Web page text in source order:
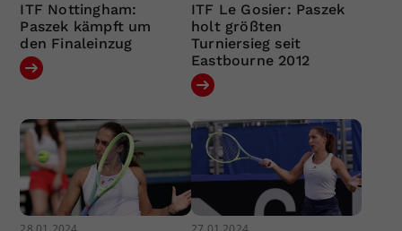
ITF Nottingham:
Paszek kämpft um
den Finaleinzug
ITF Le Gosier: Paszek
holt größten
Turniersieg seit
Eastbourne 2012